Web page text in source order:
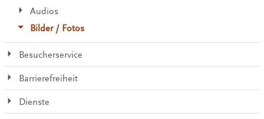
Audios
Bilder / Fotos
Besucherservice
Barrierefreiheit
Dienste